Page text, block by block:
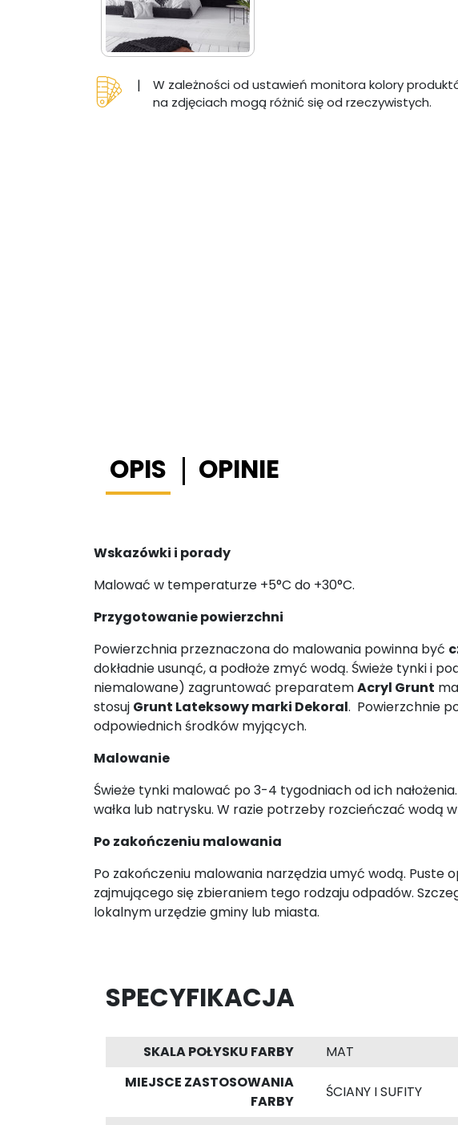
|
W zależności od ustawień monitora kolory
na zdjęciach mogą różnić się od rzeczywistych.
OPIS OPINIE
Wskazówki i porady
Malować w temperaturze +5°C do +30°C.
Przygotowanie powierzchni
Powierzchnia przeznaczona do malowania powinna być
dokładnie usunąć, a podłoże zmyć wodą. Świeże tynki i
niemalowane) zagruntować preparatemAcryl Grunt
stosuj Grunt Lateksowy marki Dekoral. Powierzchnie
odpowiednich środków myjących.
Malowanie
Świeże tynki malować po 3-4 tygodniach od ich
wałka lub natrysku. W razie potrzeby rozcieńczać wodą w
Po zakończeniu malowania
Po zakończeniu malowania narzędzia umyć wodą.
zajmującego się zbieraniem tego rodzaju odpadów.
lokalnym urzędzie gminy lub miasta.
SPECYFIKACJA
SKALA POŁYSKU FARBY
MAT
MIEJSCE ZASTOSOWANIA
FARBY
ŚCIANY I SUFITY